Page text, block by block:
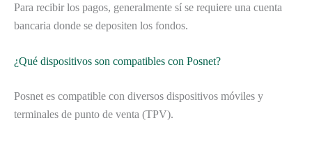
Para recibir los pagos, generalmente sí se requiere una cuenta
bancaria donde se depositen los fondos.
¿Qué dispositivos son compatibles con Posnet?
Posnet es compatible con diversos dispositivos móviles y
terminales de punto de venta (TPV).